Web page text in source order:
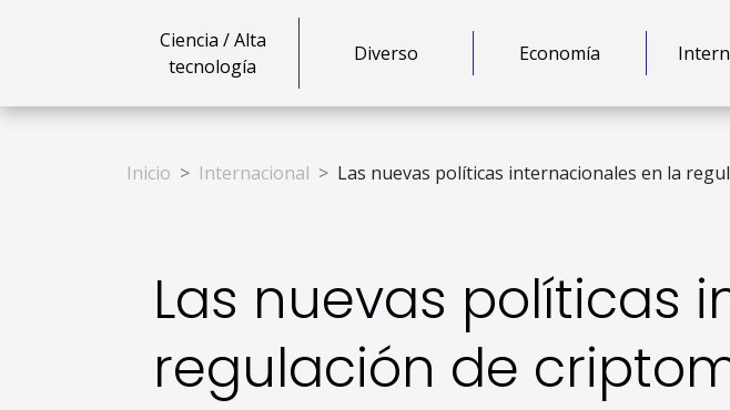
Ciencia / Alta
tecnología
Diverso Economía
Inicio Internacional Las nuevas políticas internacionales en la
Las nuevas políticas
regulación de